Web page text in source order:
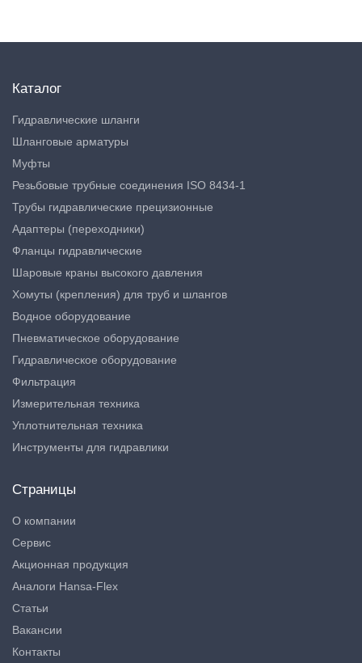
Каталог
Гидравлические шланги
Шланговые арматуры
Муфты
Резьбовые трубные соединения ISO 8434-1
Трубы гидравлические прецизионные
Адаптеры (переходники)
Фланцы гидравлические
Шаровые краны высокого давления
Хомуты (крепления) для труб и шлангов
Водное оборудование
Пневматическое оборудование
Гидравлическое оборудование
Фильтрация
Измерительная техника
Уплотнительная техника
Инструменты для гидравлики
Страницы
О компании
Сервис
Акционная продукция
Аналоги Hansa-Flex
Статьи
Вакансии
Контакты